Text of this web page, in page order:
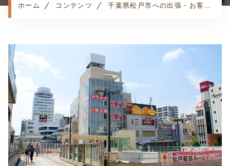
利用規約
プライバシーポリシー
ホーム コンテンツ 千葉県松戸市への出張・お客様の声